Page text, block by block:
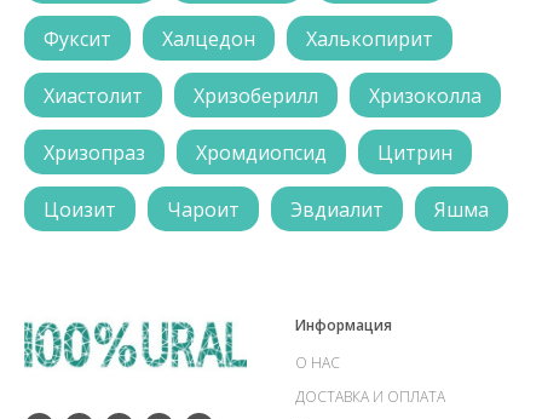
Фуксит Халцедон Халькопирит
Хиастолит Хризоберилл Хризоколла
Хризопраз Хромдиопсид Цитрин
Цоизит Чароит Эвдиалит Яшма
Информация
О НАС
ДОСТАВКА И ОПЛАТА